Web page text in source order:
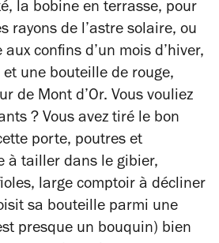
la bobine en terrasse, pour
rayons de l’astre solaire, ou
aux confins d’un mois d’hiver,
une bouteille de rouge,
de Mont d’Or. Vous vouliez
? Vous avez tiré le bon
porte, poutres et
à tailler dans le gibier,
large comptoir à décliner
sa bouteille parmi une
presque un bouquin) bien